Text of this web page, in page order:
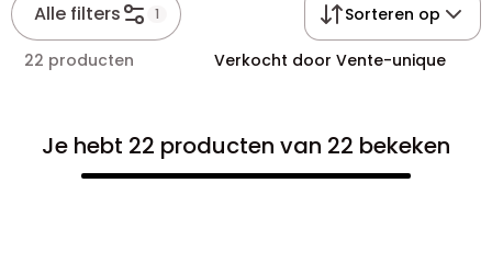
Alle filters 1 Sorteren op
22 producten Verkocht door Vente-unique
Je hebt 22 producten van 22 bekeken